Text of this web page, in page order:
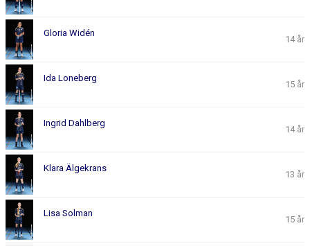
Gloria Widén
14 år
Ida Loneberg
15 år
Ingrid Dahlberg
14 år
Klara Älgekrans
13 år
Lisa Solman
15 år